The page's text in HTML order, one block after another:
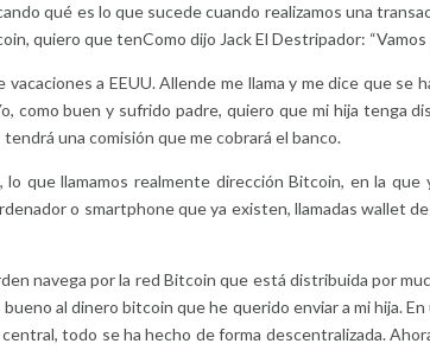
qué es lo que sucede cuando realizamos una
quiero que tenComo dijo Jack El Destripador:
a EEUU. Allende me llama y me dice que
como buen y sufrido padre, quiero que mi hija tenga
una comisión que me cobrará el banco.
, lo que llamamos realmente dirección Bitcoin, en la
o smartphone que ya existen, llamadas wallet
navega por la red Bitcoin que está distribuida por
al dinero bitcoin que he querido enviar a mi hija.
todo se ha hecho de forma descentralizada.